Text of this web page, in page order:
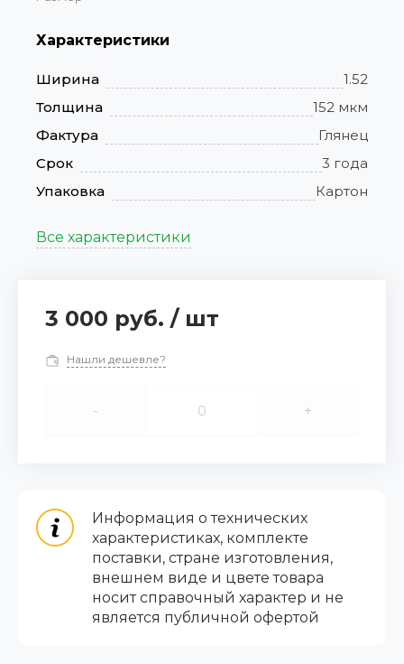
Характеристики
Ширина
1.52
Толщина
152 мкм
Фактура
Глянец
Срок
3 года
Упаковка
Картон
Все характеристики
3 000 руб. / шт
Нашли дешевле?
- +
Информация о технических
характеристиках, комплекте
поставки, стране изготовления,
внешнем виде и цвете товара
носит справочный характер и не
является публичной офертой